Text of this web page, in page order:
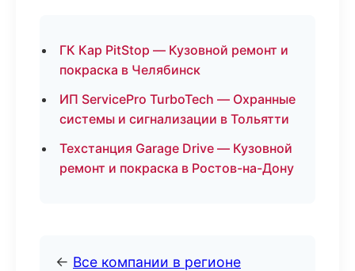
ГК Кар PitStop — Кузовной ремонт и
покраска в Челябинск
ИП ServicePro TurboTech — Охранные
системы и сигнализации в Тольятти
Техстанция Garage Drive — Кузовной
ремонт и покраска в Ростов-на-Дону
← Все компании в регионе